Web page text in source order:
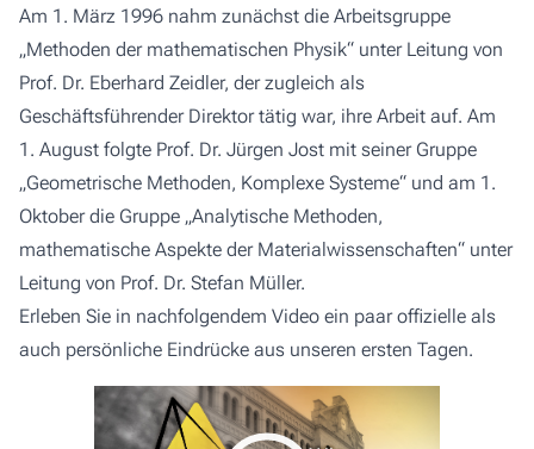
Am 1. März 1996 nahm zunächst die Arbeitsgruppe
„Methoden der mathematischen Physik“ unter Leitung von
Prof. Dr. Eberhard Zeidler, der zugleich als
Geschäftsführender Direktor tätig war, ihre Arbeit auf. Am
1. August folgte Prof. Dr. Jürgen Jost mit seiner Gruppe
„Geometrische Methoden, Komplexe Systeme“ und am 1.
Oktober die Gruppe „Analytische Methoden,
mathematische Aspekte der Materialwissenschaften“ unter
Leitung von Prof. Dr. Stefan Müller.
Erleben Sie in nachfolgendem Video ein paar offizielle als
auch persönliche Eindrücke aus unseren ersten Tagen.